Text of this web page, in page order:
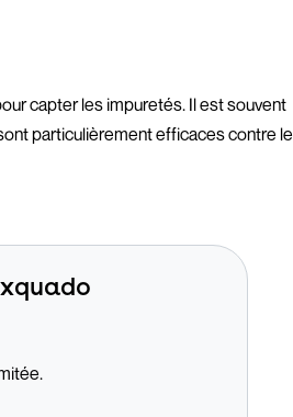
capter les impuretés. Il est souvent
particulièrement efficaces contre le